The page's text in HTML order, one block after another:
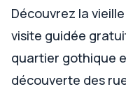
Découvrez la
visite guidée
quartier gothique
découverte des